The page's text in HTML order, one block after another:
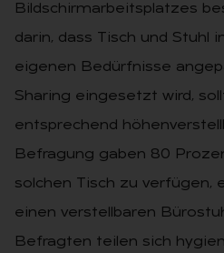
Bildschirmarbeitsplatzes
darin, dass Tisch und Stuhl
eigenen Bedürfnisse
Sharing eingesetzt wird,
entsprechend
Befragung gaben 80
solchen Tisch zu verfügen,
einen verstellbaren
Befragten teilen sich